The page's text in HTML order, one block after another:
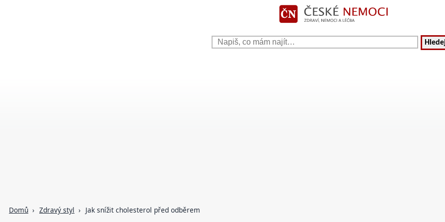
Domů Zdravý styl Jak snížit cholesterol před odběrem